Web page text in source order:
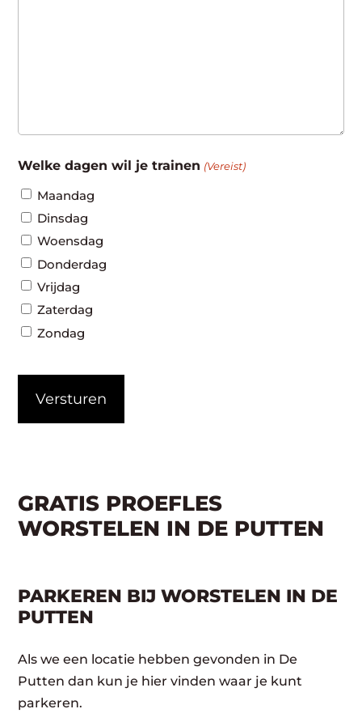
Welke dagen wil je trainen (Vereist)
Maandag
Dinsdag
Woensdag
Donderdag
Vrijdag
Zaterdag
Zondag
GRATIS PROEFLES
WORSTELEN IN DE PUTTEN
PARKEREN BIJ WORSTELEN IN DE
PUTTEN
Als we een locatie hebben gevonden in De
Putten dan kun je hier vinden waar je kunt
parkeren.